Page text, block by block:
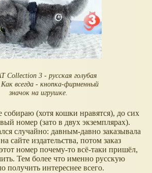
Сollection 3 - русская голубая
всегда - кнопка-фирменный
значок на игрушке.
(хотя кошки нравятся), до сих
номер (зато в двух экземплярах).
случайно: давным-давно заказывала
сайте издательства, потом заказ
номер почему-то всё-таки пришёл,
Тем более что именно русскую
получить интереснее всего.